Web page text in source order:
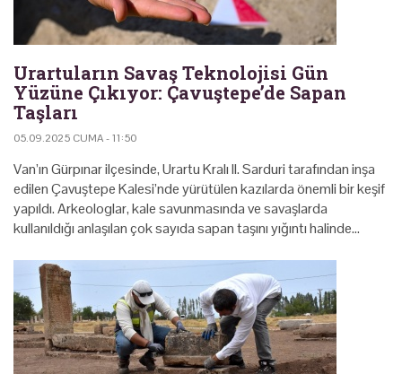
Urartuların Savaş Teknolojisi Gün
Yüzüne Çıkıyor: Çavuştepe’de Sapan
Taşları
05.09.2025 CUMA - 11:50
Van’ın Gürpınar ilçesinde, Urartu Kralı II. Sarduri tarafından inşa
edilen Çavuştepe Kalesi’nde yürütülen kazılarda önemli bir keşif
yapıldı. Arkeologlar, kale savunmasında ve savaşlarda
kullanıldığı anlaşılan çok sayıda sapan taşını yığıntı halinde…